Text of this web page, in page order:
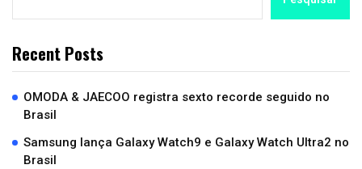
Recent Posts
OMODA & JAECOO registra sexto recorde seguido no
Brasil
Samsung lança Galaxy Watch9 e Galaxy Watch Ultra2 no
Brasil